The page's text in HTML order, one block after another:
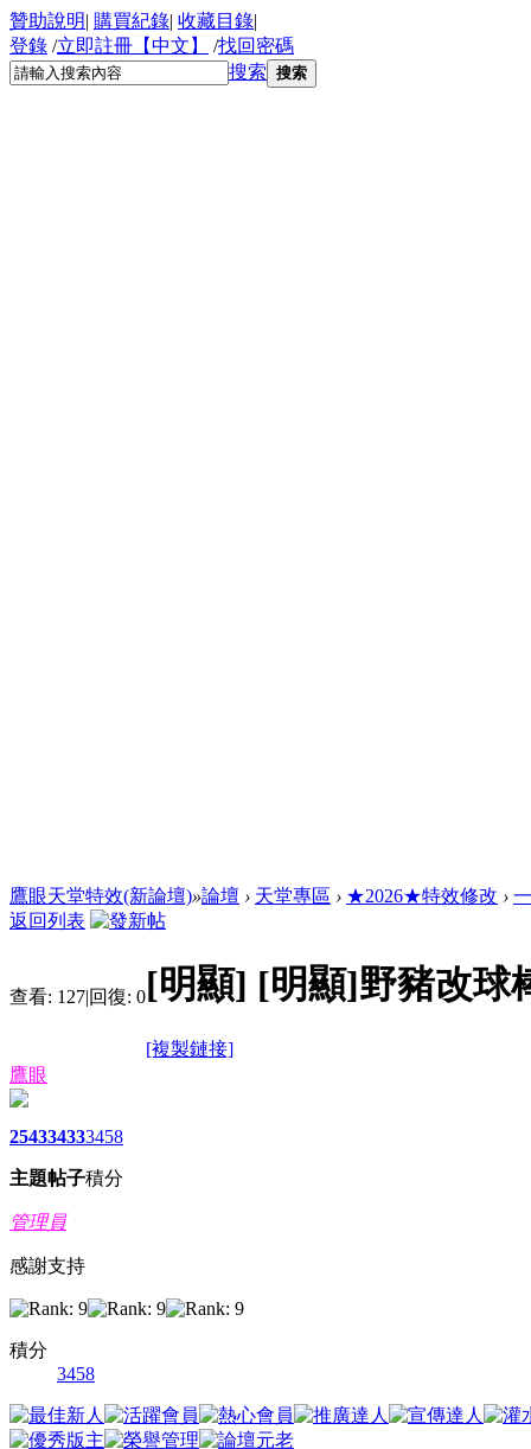
贊助說明| 購買紀錄| 收藏目錄|
登錄 /立即註冊【中文】 /找回密碼
搜索 搜索
鷹眼天堂特效(新論壇)»論壇 › 天堂專區 › ★2026★特效修改 ›
返回列表
查看: 127|回復: 0[明顯] [明顯]野豬改球
[複製鏈接]
鷹眼
2543
主題
3433
帖子
3458
積分
管理員
感謝支持
積分
3458